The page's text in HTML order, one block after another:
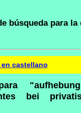
búsqueda para
castellano
bei